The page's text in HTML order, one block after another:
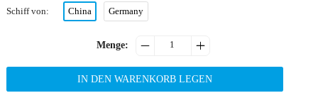
Schiff von: China Germany
Menge:  
IN DEN WARENKORB LEGEN